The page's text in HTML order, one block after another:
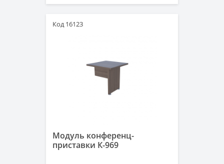
Код 16123
Модуль конференц-
приставки К-969